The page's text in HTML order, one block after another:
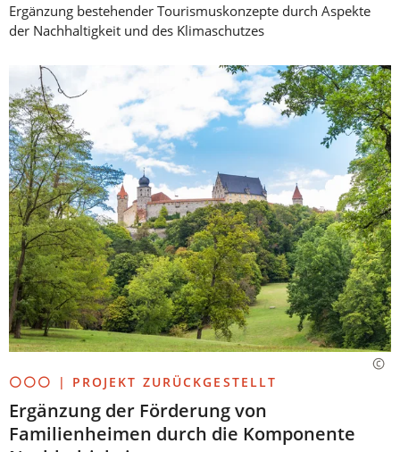
Ergänzung bestehender Tourismuskonzepte durch Aspekte
der Nachhaltigkeit und des Klimaschutzes
⚪⚪⚪ | PROJEKT ZURÜCKGESTELLT
Ergänzung der Förderung von
Familienheimen durch die Komponente